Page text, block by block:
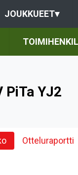
JOUKKUEET▾
PiTa YJ2
Otteluraportti